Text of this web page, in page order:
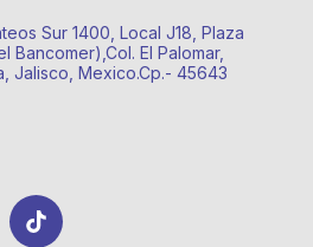
Sur 1400, Local J18, Plaza
Bancomer),Col. El Palomar,
Jalisco, Mexico.Cp.- 45643